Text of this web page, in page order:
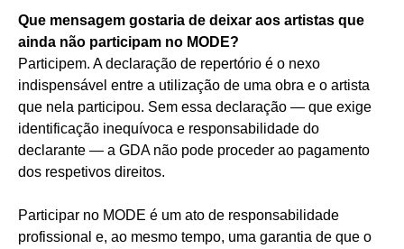
Que mensagem gostaria de deixar aos artistas que
ainda não participam no MODE?
Participem. A declaração de repertório é o nexo
indispensável entre a utilização de uma obra e o artista
que nela participou. Sem essa declaração — que exige
identificação inequívoca e responsabilidade do
declarante — a GDA não pode proceder ao pagamento
dos respetivos direitos.
Participar no MODE é um ato de responsabilidade
profissional e, ao mesmo tempo, uma garantia de que o